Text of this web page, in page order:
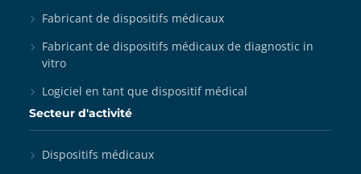
Fabricant de dispositifs médicaux
Fabricant de dispositifs médicaux de diagnostic in
vitro
Logiciel en tant que dispositif médical
Secteur d'activité
Dispositifs médicaux